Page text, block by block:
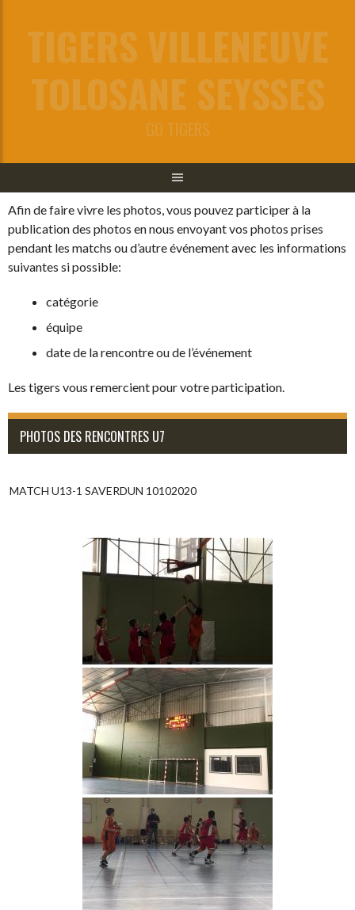
TIGERS VILLENEUVE
TOLOSANE SEYSSES
GO TIGERS
Afin de faire vivre les photos, vous pouvez participer à la
publication des photos en nous envoyant vos photos prises
pendant les matchs ou d’autre événement avec les informations
suivantes si possible:
catégorie
équipe
date de la rencontre ou de l’événement
Les tigers vous remercient pour votre participation.
PHOTOS DES RENCONTRES U7
MATCH U13-1 SAVERDUN 10102020